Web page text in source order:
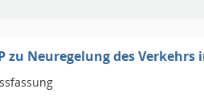
zu Neuregelung des Verkehrs